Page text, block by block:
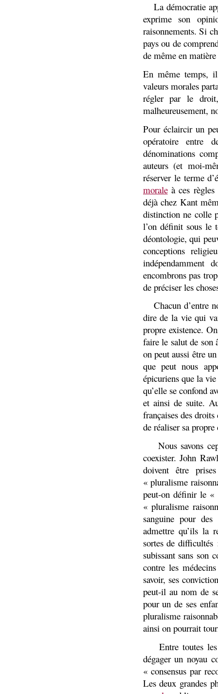
La démocratie
exprime son
raisonnements. Si
pays ou de
de même en
En même temps, il
valeurs morales
régler par le
malheureusement,
Pour éclaircir un
opératoire entre
dénominations
auteurs (et moi-
réserver le terme
moraleà ces règles
déjà chez Kant
distinction ne colle
l’on définit sous le
déontologie, qui
conceptions
indépendamment
encombrons pas
de préciser les
Chacun d’entre
dire de la vie qui
propre existence.
faire le salut de son
on peut aussi être
que peut nous
épicuriens que la
qu’elle se confond
et ainsi de suite.
françaises des
de réaliser sa
Nous savons
coexister. John
doivent être
« pluralisme
peut-on définir le «
« pluralisme
sanguine pour
admettre qu’ils la
sortes de difficultés
subissant sans son
contre les
savoir, ses
peut-il au nom de
pour un de ses
pluralisme
ainsi on pourrait
Entre toutes
dégager un noyau
« consensus par
Les deux grandes